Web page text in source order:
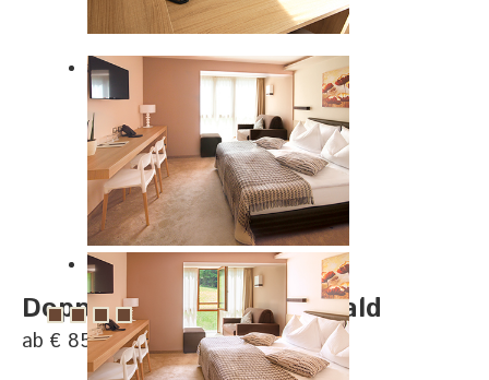
Doppelzimmer Sonnenwald
ab € 85, pro Person